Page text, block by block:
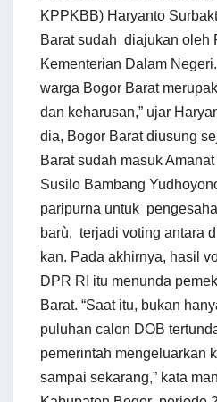
KPPKBB) Haryanto
Barat sudah diajukan oleh
Kementerian Dalam
warga Bogor Barat
dan keharusan,” ujar
dia, Bogor Barat diusung
Barat sudah masuk
Susilo Bambang
paripurna untuk
barù, terjadi voting antara
kan. Pada akhirnya, hasil
DPR RI itu menunda
Barat. “Saat itu, bukan
puluhan calon DOB
pemerintah mengeluar­kan
sampai sekarang,” kata